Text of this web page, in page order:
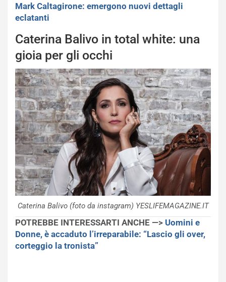
Mark Caltagirone: emergono nuovi dettagli
eclatanti
Caterina Balivo in total white: una
gioia per gli occhi
Caterina Balivo (foto da instagram) YESLIFEMAGAZINE.IT
POTREBBE INTERESSARTI ANCHE —> Uomini e
Donne, è accaduto l’irreparabile: “Lascio gli over,
corteggio la tronista”